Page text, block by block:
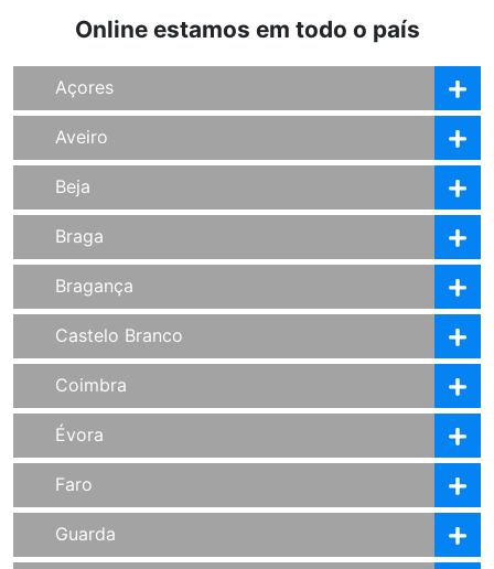
Online estamos em todo o país
Açores
Aveiro
Beja
Braga
Bragança
Castelo Branco
Coimbra
Évora
Faro
Guarda